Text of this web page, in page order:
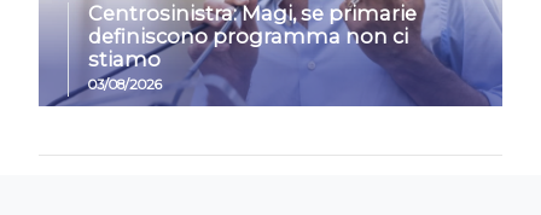
Centrosinistra: Magi, se primarie
definiscono programma non ci
stiamo
03/08/2026